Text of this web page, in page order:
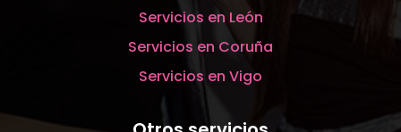
Servicios en León
Servicios en Coruña
Servicios en Vigo